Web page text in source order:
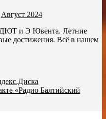
Август 2024
ДЮТ и Э Ювента. Летние
достижения. Всё в нашем
«Радио Балтийский